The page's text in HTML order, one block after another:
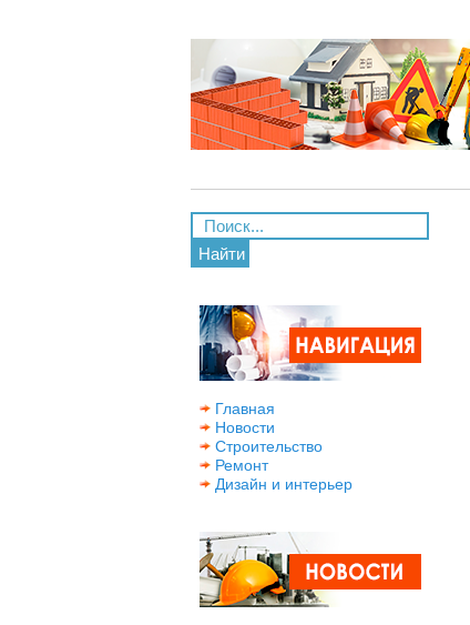
Найти
Главная
Новости
Строительство
Ремонт
Дизайн и интерьер